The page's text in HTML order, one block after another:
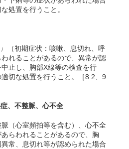
処置を行うこと。
（初期症状：咳嗽、息切れ、呼
れることがあるので、異常が認
止し、胸部X線等の検査を行
切な処置を行うこと。［8.2、9.
、不整脈、心不全
（心室頻拍等を含む）、心不全
あらわれることがあるので、胸
常、息切れ等が認められた場合